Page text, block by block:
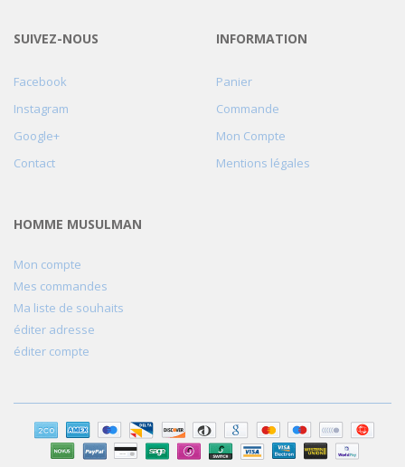
SUIVEZ-NOUS
Facebook
Instagram
Google+
Contact
INFORMATION
Panier
Commande
Mon Compte
Mentions légales
HOMME MUSULMAN
Mon compte
Mes commandes
Ma liste de souhaits
éditer adresse
éditer compte